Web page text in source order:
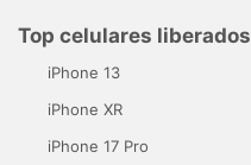
Top celulares liberados
iPhone 13
iPhone XR
iPhone 17 Pro